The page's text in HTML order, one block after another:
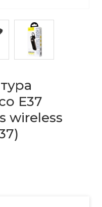
E37
wireless